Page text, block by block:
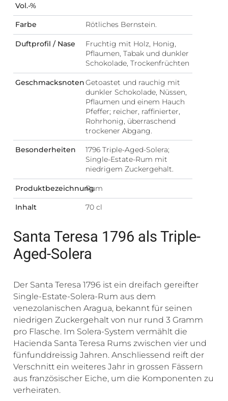
Vol.-%
Farbe Rötliches Bernstein.
Duftprofil / Nase
Fruchtig mit Holz, Honig,
Pflaumen, Tabak und dunkler
Schokolade, Trockenfrüchten
GeschmacksnotenGetoastet und rauchig mit
dunkler Schokolade, Nüssen,
Pflaumen und einem Hauch
Pfeffer; reicher, raffinierter,
Rohrhonig, überraschend
trockener Abgang.
Besonderheiten
1796 Triple-Aged-Solera;
Single-Estate-Rum mit
niedrigem Zuckergehalt.
ProduktbezeichnungRum
Inhalt 70 cl
Santa Teresa 1796 als Triple-
Aged-Solera
Der Santa Teresa 1796 ist ein dreifach gereifter
Single-Estate-Solera-Rum aus dem
venezolanischen Aragua, bekannt für seinen
niedrigen Zuckergehalt von nur rund 3 Gramm
pro Flasche. Im Solera-System vermählt die
Hacienda Santa Teresa Rums zwischen vier und
fünfunddreissig Jahren. Anschliessend reift der
Verschnitt ein weiteres Jahr in grossen Fässern
aus französischer Eiche, um die Komponenten zu
verheiraten.